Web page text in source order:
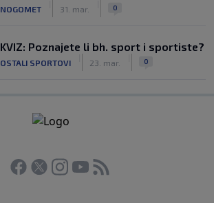
NOGOMET 31. mar. 0
KVIZ: Poznajete li bh. sport i sportiste?
OSTALI SPORTOVI 23. mar. 0